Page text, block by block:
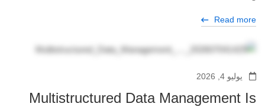
Read more
يوليو 4, 2026
Multistructured Data Management Is